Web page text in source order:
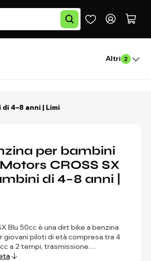
Altri 2
4–8 anni | Limi
per bambini
CROSS SX
di 4–8 anni |
Blu 50cc è una dirt bike a benzina
piloti di età compresa tra 4
a 2 tempi, trasmissione…